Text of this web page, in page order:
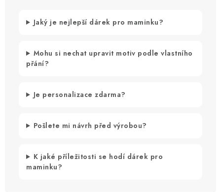
Jaký je nejlepší dárek pro maminku?
Mohu si nechat upravit motiv podle vlastního
přání?
Je personalizace zdarma?
Pošlete mi návrh před výrobou?
K jaké příležitosti se hodí dárek pro
maminku?